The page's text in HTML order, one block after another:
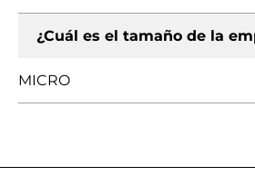
¿Cuál es el tamaño de la
MICRO